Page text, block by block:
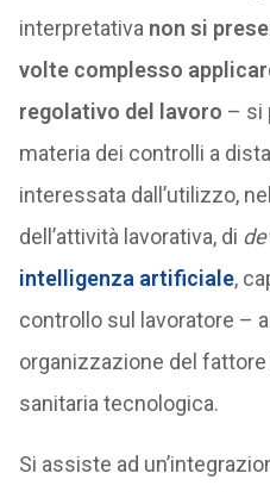
interpretativa non si
volte complesso
regolativo del lavoro – si
materia dei controlli a
interessata dall’utilizzo,
dell’attività lavorativa, di
intelligenza artificiale,
controllo sul lavoratore –
organizzazione del fattore
sanitaria tecnologica.
Si assiste ad